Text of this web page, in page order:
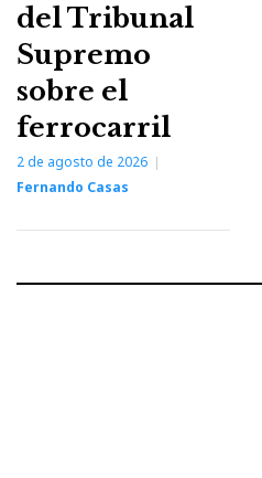
del Tribunal
Supremo
sobre el
ferrocarril
2 de agosto de 2026
Fernando Casas